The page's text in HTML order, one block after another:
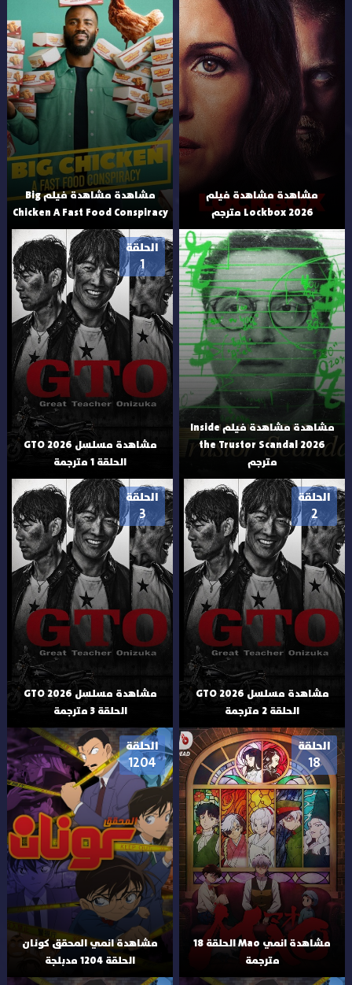
مشاهدة مشاهدة فيلم
Lockbox 2026 مترجم
مشاهدة مشاهدة فيلم Big
Chicken A Fast Food Conspiracy
مشاهدة مشاهدة فيلم Inside
the Trustor Scandal 2026
مترجم
الحلقة
1
مشاهدة مسلسل GTO 2026
الحلقة 1 مترجمة
الحلقة
2
مشاهدة مسلسل GTO 2026
الحلقة 2 مترجمة
الحلقة
3
مشاهدة مسلسل GTO 2026
الحلقة 3 مترجمة
الحلقة
18
مشاهدة انمي Mao الحلقة 18
مترجمة
الحلقة
1204
مشاهدة انمي المحقق كونان
الحلقة 1204 مدبلجة